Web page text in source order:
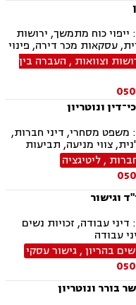
כוח מתמשך, ירושות
עסקאות מכר דירה, פינוי
וצוואות , העברה בין
ונוטריון
מסחרי, דיני חברות,
צווי מניעה, תביעות
כוח מתמשך, ירושות
משפט אזרחי, סכסוכי
ממון, מיסוי עירוני, מיסוי
היטל השבחה, נוטריון.
,ליטיגציה
וגישור
עבודה, זכויות נשים
עבודה
בהריון,גישור עסקי
בורר ונוטריון